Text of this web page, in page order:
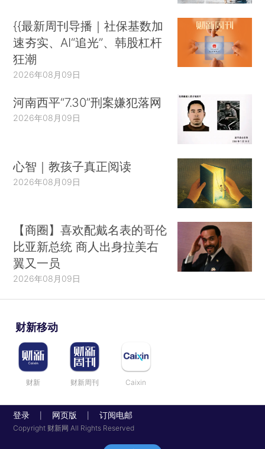
{{最新周刊导播｜社保基数加
速夯实、AI“追光”、韩股杠杆
狂潮
2026年08月09日
河南西平“7.30”刑案嫌犯落网
2026年08月09日
心智｜教孩子真正阅读
2026年08月09日
【商圈】喜欢配戴名表的哥伦
比亚新总统 商人出身拉美右
翼又一员
2026年08月09日
财新移动
财新 财新周刊 Caixin
登录 网页版 订阅电邮
Copyright 财新网 All Rights Reserved